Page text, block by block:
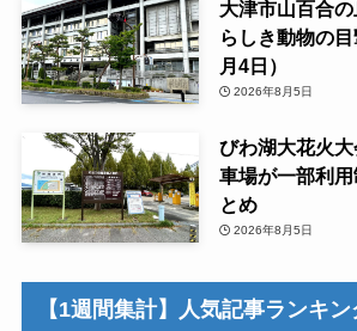
大津市山百合
らしき動物の
月4日）
2026年8月5日
びわ湖大花火
車場が一部利
とめ
2026年8月5日
【1週間集計】人気記事ランキン